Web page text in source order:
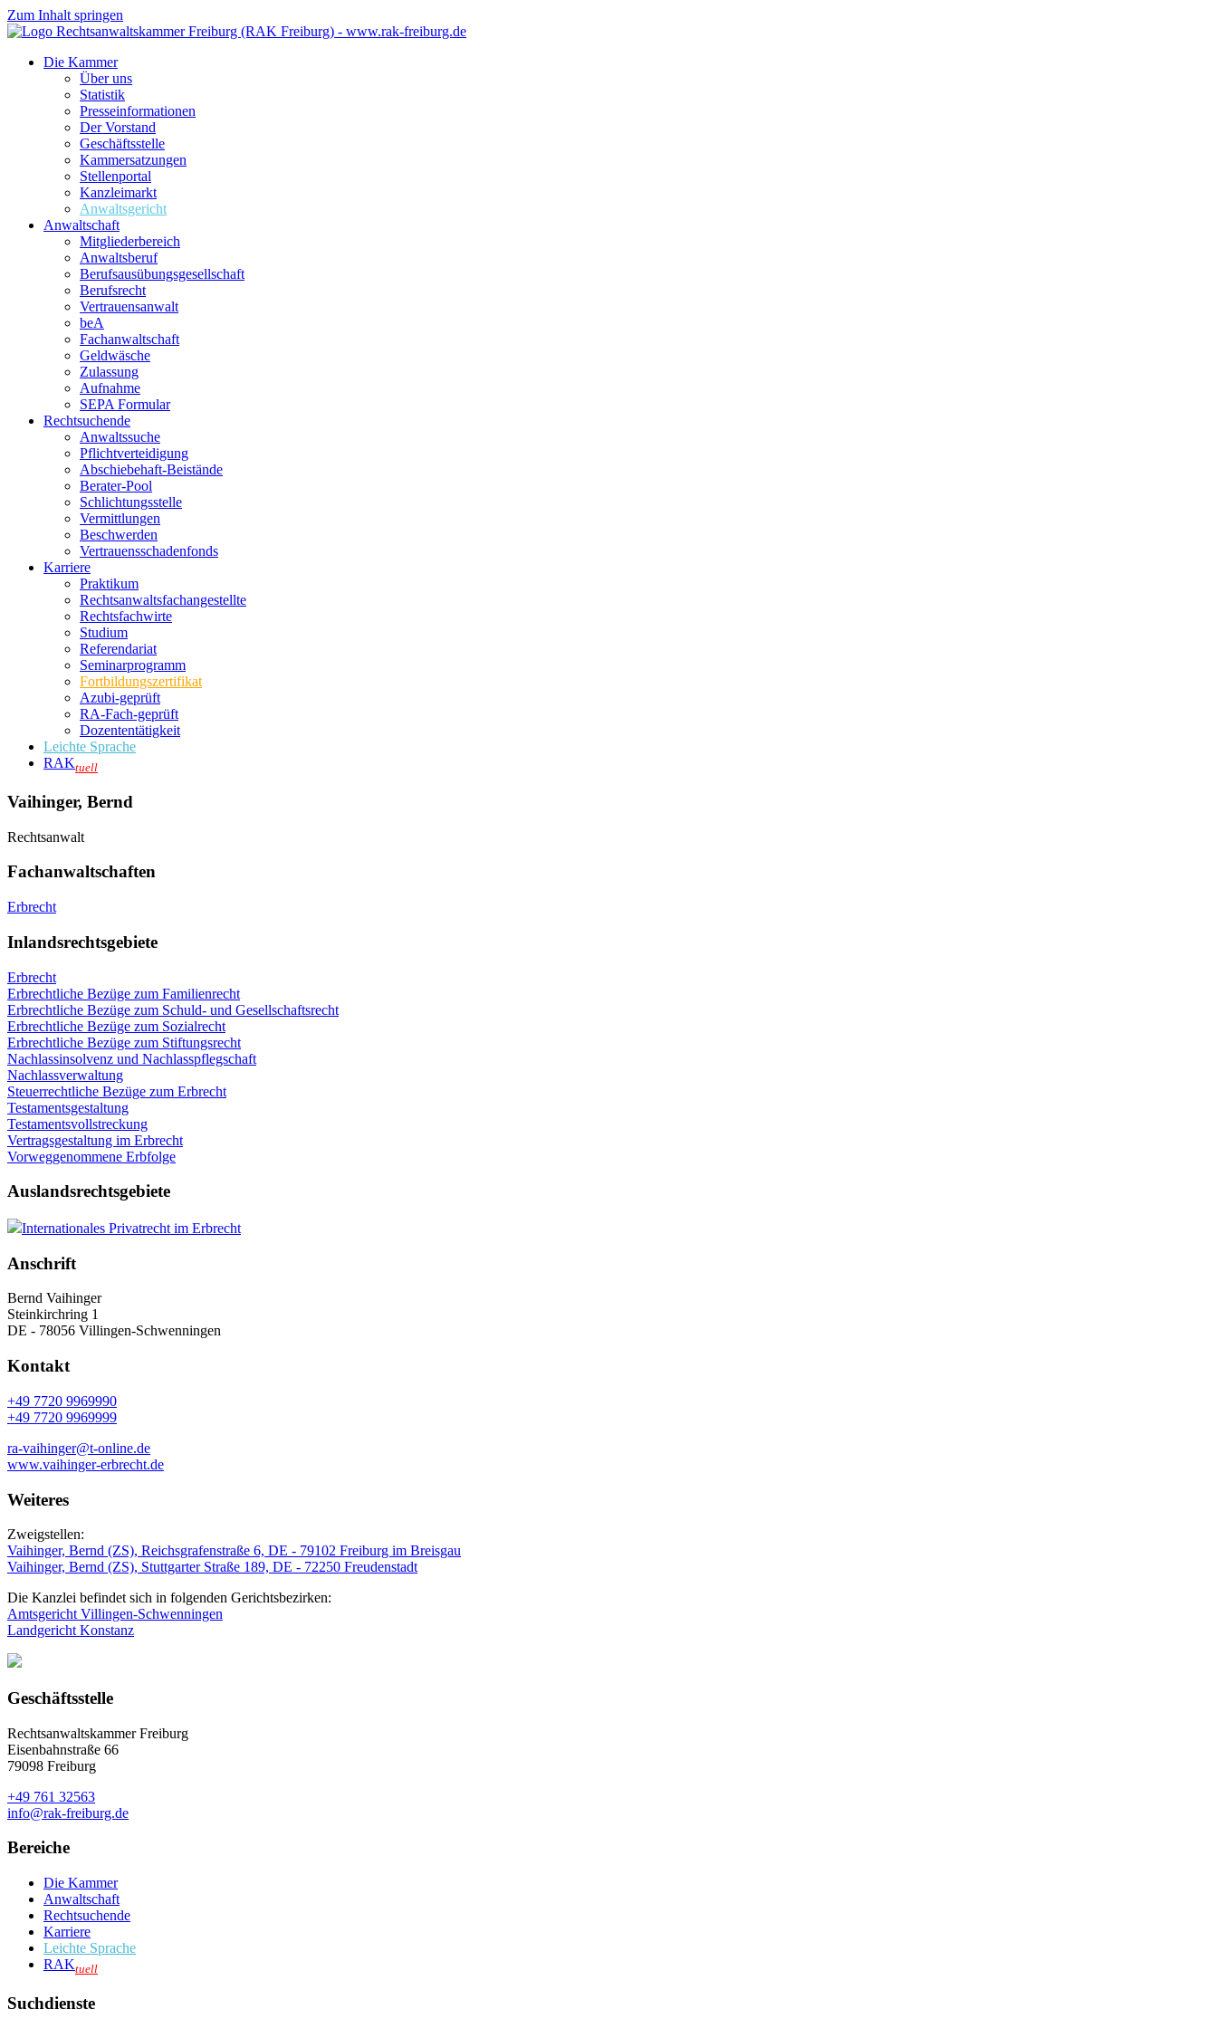
Zum Inhalt springen
Die Kammer
Über uns
Statistik
Presseinformationen
Der Vorstand
Geschäftsstelle
Kammersatzungen
Stellenportal
Kanzleimarkt
Anwaltsgericht
Anwaltschaft
Mitgliederbereich
Anwaltsberuf
Berufsausübungs­gesellschaft
Berufsrecht
Vertrauensanwalt
beA
Fachanwaltschaft
Geldwäsche
Zulassung
Aufnahme
SEPA Formular
Rechtsuchende
Anwaltssuche
Pflichtverteidigung
Abschiebehaft-Beistände
Berater-Pool
Schlichtungsstelle
Vermittlungen
Beschwerden
Vertrauensschadenfonds
Karriere
Praktikum
Rechtsanwalts­fachangestellte
Rechtsfachwirte
Studium
Referendariat
Seminarprogramm
Fortbildungszertifikat
Azubi-geprüft
RA-Fach-geprüft
Dozententätigkeit
Leichte Sprache
RAKtuell
Vaihinger, Bernd
Rechtsanwalt
Fachanwaltschaften
Erbrecht
Inlandsrechtsgebiete
Erbrecht
Erbrechtliche Bezüge zum Familienrecht
Erbrechtliche Bezüge zum Schuld- und Gesellschaftsrecht
Erbrechtliche Bezüge zum Sozialrecht
Erbrechtliche Bezüge zum Stiftungsrecht
Nachlassinsolvenz und Nachlasspflegschaft
Nachlassverwaltung
Steuerrechtliche Bezüge zum Erbrecht
Testamentsgestaltung
Testamentsvollstreckung
Vertragsgestaltung im Erbrecht
Vorweggenommene Erbfolge
Auslandsrechtsgebiete
Internationales Privatrecht im Erbrecht
Anschrift
Bernd Vaihinger
Steinkirchring 1
DE - 78056 Villingen-Schwenningen
Kontakt
+49 7720 9969990
+49 7720 9969999
ra-vaihinger@t-online.de
www.vaihinger-erbrecht.de
Weiteres
Zweigstellen:
Vaihinger, Bernd (ZS), Reichsgrafenstraße 6, DE - 79102 Freiburg im Breisgau
Vaihinger, Bernd (ZS), Stuttgarter Straße 189, DE - 72250 Freudenstadt
Die Kanzlei befindet sich in folgenden Gerichtsbezirken:
Amtsgericht Villingen-Schwenningen
Landgericht Konstanz
Geschäftsstelle
Rechtsanwaltskammer Freiburg
Eisenbahnstraße 66
79098 Freiburg
+49 761 32563
info@rak-freiburg.de
Bereiche
Die Kammer
Anwaltschaft
Rechtsuchende
Karriere
Leichte Sprache
RAKtuell
Suchdienste